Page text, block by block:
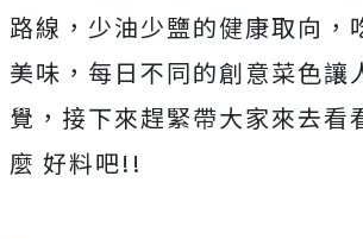
路線，少油少鹽的健康取向，
美味，每日不同的創意菜色讓
覺，接下來趕緊帶大家來去看
麼 好料吧!!